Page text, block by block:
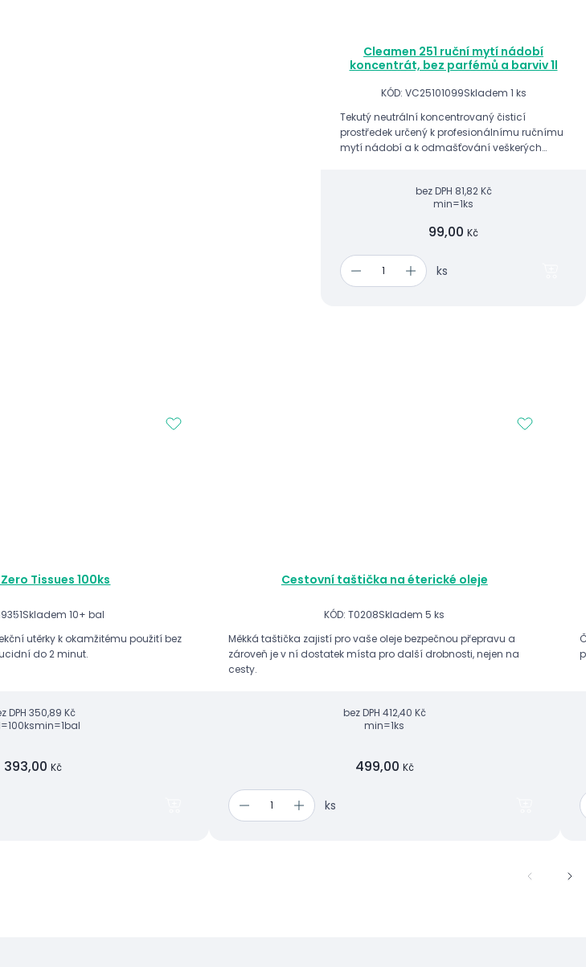
Cleamen 251 ruční mytí nádobí
koncentrát, bez parfémů a barviv 1l
KÓD: VC25101099Skladem 1 ks
Tekutý neutrální koncentrovaný čisticí
prostředek určený k profesionálnímu ručnímu
mytí nádobí a k odmašťování veškerých
bez DPH 81,82 Kč
min=1ks
99,00 Kč
ks
Tissues 100ks
Skladem 10+ bal
utěrky k okamžitému použití bez
do 2 minut.
DPH 350,89 Kč
min=1bal
393,00 Kč
Cestovní taštička na éterické oleje
KÓD: T0208Skladem 5 ks
Měkká taštička zajistí pro vaše oleje bezpečnou přepravu a
zároveň je v ní dostatek místa pro další drobnosti, nejen na
cesty.
bez DPH 412,40 Kč
min=1ks
499,00 Kč
ks